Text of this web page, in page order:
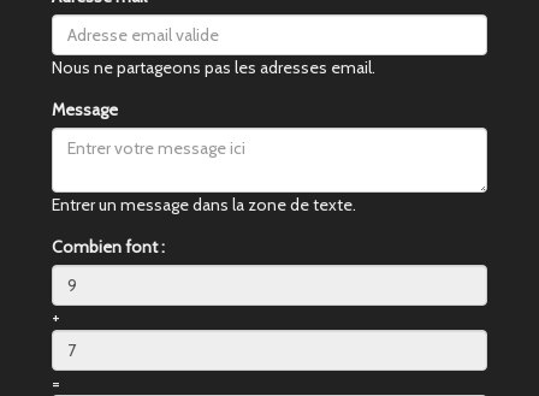
Nous ne partageons pas les adresses email.
Message
Entrer un message dans la zone de texte.
Combien font :
+
=